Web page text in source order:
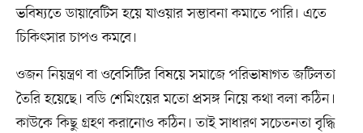
ভবিষ্যতে ডায়াবেটিস হয়ে যাওয়ার সম্ভাবনা কমাতে পারি। এতে
চিকিৎসার চাপও কমবে।
ওজন নিয়ন্ত্রণ বা ওবেসিটির বিষয়ে সমাজে পরিভাষাগত জটিলতা
তৈরি হয়েছে। বডি শেমিংয়ের মতো প্রসঙ্গ নিয়ে কথা বলা কঠিন।
কাউকে কিছু গ্রহণ করানোও কঠিন। তাই সাধারণ সচেতনতা বৃদ্ধি